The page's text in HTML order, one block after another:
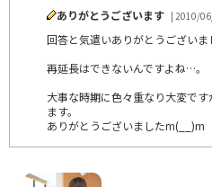
ありがとうございます | 2010/
回答と気遣いありがとうござい
再延長はできないんですよね…。
大事な時期に色々重なり大変で
ます。
ありがとうございましたm(__)m